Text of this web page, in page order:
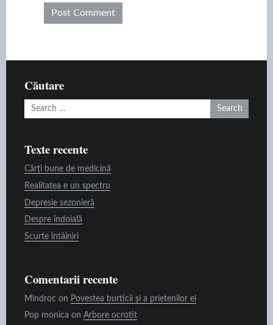
Căutare
Search
Texte recente
Cărți bune de medicină
Realitatea e un spectru
Depresie sezonieră
Despre îndoială
Scurte întâlniri
Comentarii recente
Mindroc on Povestea burticii și a prietenilor ei
Pop monica on Arbore ocrotit